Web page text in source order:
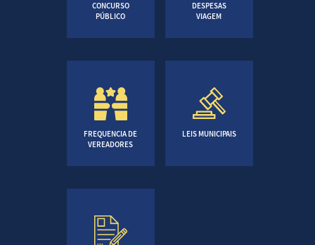
CONCURSO
PÚBLICO
DESPESAS
VIAGEM
FREQUENCIA DE
VEREADORES
LEIS MUNICIPAIS